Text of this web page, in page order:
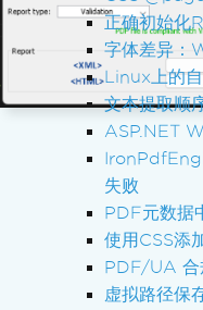
正确初始化
字体差异：
Linux上的
文本提取顺
ASP.NET
失败
PDF元数据
使用CSS添
PDF/UA 合
虚拟路径保